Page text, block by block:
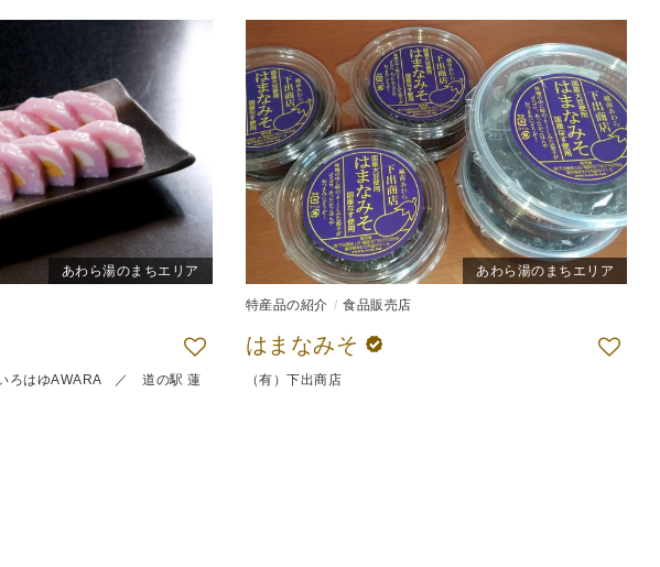
あわら湯のまちエリア
ろはゆAWARA ／ 道の駅 蓮
あわら湯のまちエリア
特産品の紹介 食品販売店
はまなみそ
（有）下出商店